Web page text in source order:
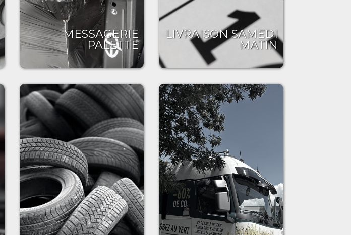
MESSAGERIE
PALETTE
LIVRAISON SAMEDI
MATIN